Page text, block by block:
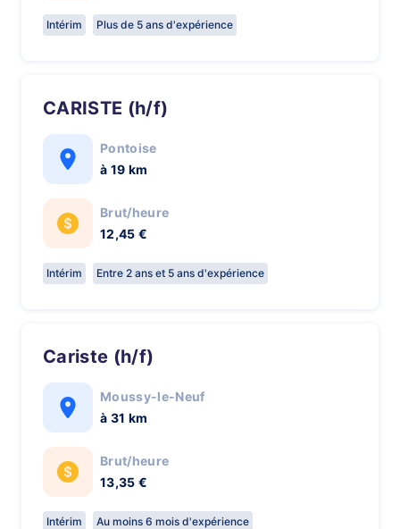
Intérim Plus de 5 ans d'expérience
CARISTE (h/f)
Pontoise
à 19 km
Brut/heure
12,45 €
Intérim Entre 2 ans et 5 ans d'expérience
Cariste (h/f)
Moussy-le-Neuf
à 31 km
Brut/heure
13,35 €
Intérim Au moins 6 mois d'expérience